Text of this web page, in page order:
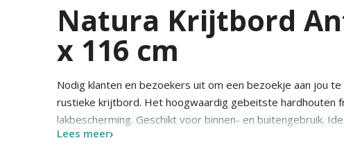
Natura Krijtbord
x 116 cm
Nodig klanten en bezoekers uit om een bezoekje aan jou
rustieke krijtbord. Het hoogwaardig gebeitste hardhouten
lakbescherming. Geschikt voor binnen- en buitengebruik.
restaurant- of winkelingang neer te zetten.
Lees meer